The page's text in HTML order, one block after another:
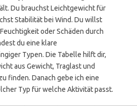
Du brauchst Leichtgewicht für
Stabilität bei Wind. Du willst
oder Schäden durch
du eine klare
Typen. Die Tabelle hilft dir,
aus Gewicht, Traglast und
finden. Danach gebe ich eine
Typ für welche Aktivität passt.